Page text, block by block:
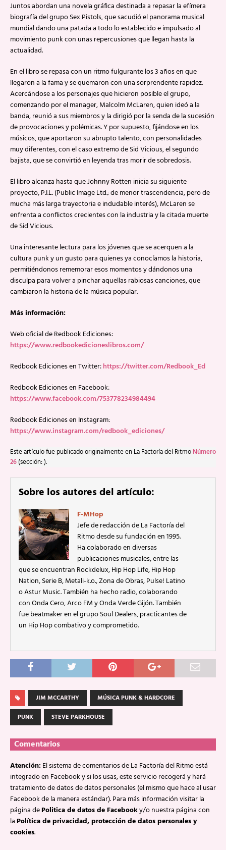
Juntos abordan una novela gráfica destinada a repasar la efímera
biografía del grupo Sex Pistols, que sacudió el panorama musical
mundial dando una patada a todo lo establecido e impulsado al
movimiento punk con unas repercusiones que llegan hasta la
actualidad.
En el libro se repasa con un ritmo fulgurante los 3 años en que
llegaron a la fama y se quemaron con una sorprendente rapidez.
Acercándose a los personajes que hicieron posible el grupo,
comenzando por el manager, Malcolm McLaren, quien ideó a la
banda, reunió a sus miembros y la dirigió por la senda de la sucesión
de provocaciones y polémicas. Y por supuesto, fijándose en los
músicos, que aportaron su abrupto talento, con personalidades
muy diferentes, con el caso extremo de Sid Vicious, el segundo
bajista, que se convirtió en leyenda tras morir de sobredosis.
El libro alcanza hasta que Johnny Rotten inicia su siguiente
proyecto, P.I.L. (Public Image Ltd.; de menor trascendencia, pero de
mucha más larga trayectoria e indudable interés), McLaren se
enfrenta a conflictos crecientes con la industria y la citada muerte
de Sid Vicious.
Una interesante lectura para los jóvenes que se acerquen a la
cultura punk y un gusto para quienes ya conocíamos la historia,
permitiéndonos rememorar esos momentos y dándonos una
disculpa para volver a pinchar aquellas rabiosas canciones, que
cambiaron la historia de la música popular.
Más información:
Web oficial de Redbook Ediciones:
https://www.redbookedicioneslibros.com/
Redbook Ediciones en Twitter:https://twitter.com/Redbook_Ed
Redbook Ediciones en Facebook:
https://www.facebook.com/753778234984494
Redbook Ediciones en Instagram:
https://www.instagram.com/redbook_ediciones/
Este artículo fue publicado originalmente en La Factoría del Ritmo Número
26 (sección: ).
Sobre los autores del artículo:
F-MHop
Jefe de redacción de La Factoría del
Ritmo desde su fundación en 1995.
Ha colaborado en diversas
publicaciones musicales, entre las
que se encuentran Rockdelux, Hip Hop Life, Hip Hop
Nation, Serie B, Metali-k.o., Zona de Obras, Pulse! Latino
o Astur Music. También ha hecho radio, colaborando
con Onda Cero, Arco FM y Onda Verde Gijón. También
fue beatmaker en el grupo Soul Dealers, practicantes de
un Hip Hop combativo y comprometido.
JIM MCCARTHY
MÚSICA PUNK & HARDCORE
PUNK
STEVE PARKHOUSE
Comentarios
Atención:El sistema de comentarios de La Factoría del Ritmo está
integrado en Facebook y si los usas, este servicio recogerá y hará
tratamiento de datos de datos personales (el mismo que hace al usar
Facebook de la manera estándar). Para más información visitar la
página dePolitica de datos de Facebooky/o nuestra página con
laPolítica de privacidad, protección de datos personales y
cookies.